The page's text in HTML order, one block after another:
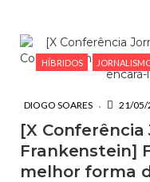
HÍBRIDOS
DIOGO SOARES 21/05/
[X
Frankenstein]
melhor forma